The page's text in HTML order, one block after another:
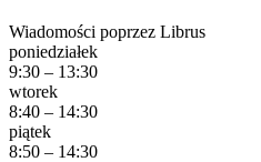
Wiadomości poprzez Librus
poniedziałek
9:30 – 13:30
wtorek
8:40 – 14:30
piątek
8:50 – 14:30